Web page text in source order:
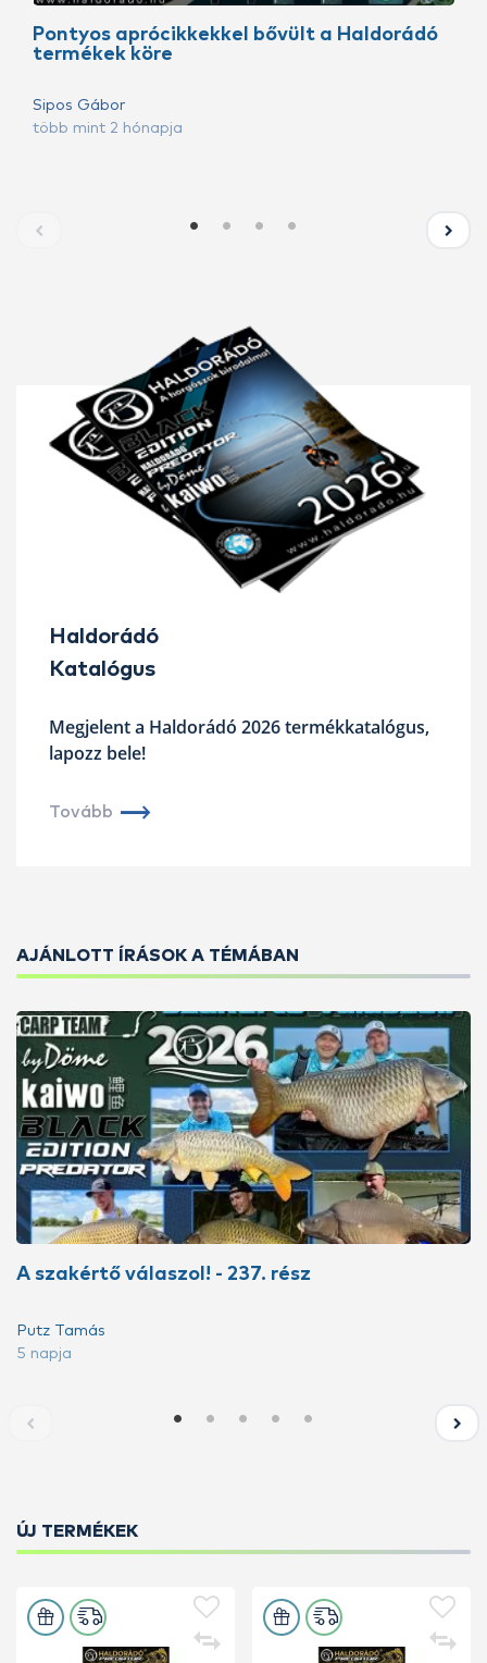
Pontyos aprócikkekkel bővült a Haldorádó
termékek köre
Sipos Gábor
több mint 2 hónapja
Haldorádó
Katalógus
Megjelent a Haldorádó 2026 termékkatalógus,
lapozz bele!
Tovább
AJÁNLOTT ÍRÁSOK A TÉMÁBAN
A szakértő válaszol! - 237. rész
Putz Tamás
5 napja
ÚJ TERMÉKEK